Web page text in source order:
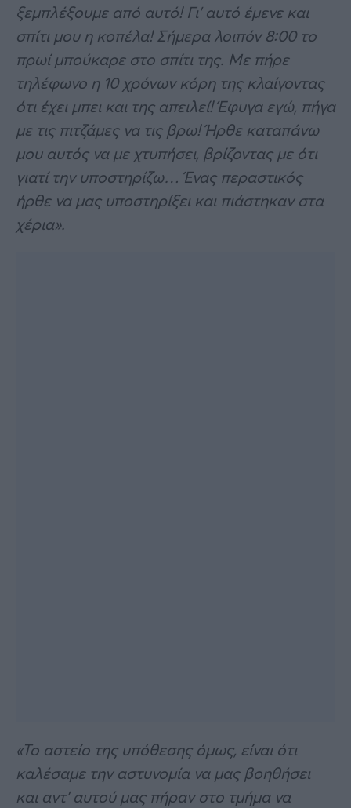
ξεμπλέξουμε από αυτό! Γι’ αυτό έμενε και
σπίτι μου η κοπέλα! Σήμερα λοιπόν 8:00 το
πρωί μπούκαρε στο σπίτι της. Με πήρε
τηλέφωνο η 10 χρόνων κόρη της κλαίγοντας
ότι έχει μπει και της απειλεί! Έφυγα εγώ, πήγα
με τις πιτζάμες να τις βρω! Ήρθε καταπάνω
μου αυτός να με χτυπήσει, βρίζοντας με ότι
γιατί την υποστηρίζω… Ένας περαστικός
ήρθε να μας υποστηρίξει και πιάστηκαν στα
χέρια».
«Το αστείο της υπόθεσης όμως, είναι ότι
καλέσαμε την αστυνομία να μας βοηθήσει
και αντ’ αυτού μας πήραν στο τμήμα να